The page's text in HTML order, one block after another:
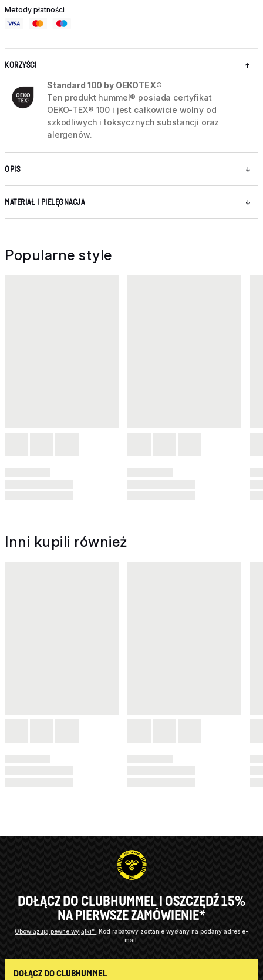
Metody płatności
KORZYŚCI
Standard 100 by OEKOTEX®
Ten produkt hummel® posiada certyfikat
OEKO-TEX® 100 i jest całkowicie wolny od
szkodliwych i toksycznych substancji oraz
alergenów.
OPIS
MATERIAŁ I PIELĘGNACJA
Popularne style
Inni kupili również
DOŁĄCZ DO CLUBHUMMEL I OSZCZĘDŹ 15%
NA PIERWSZE ZAMÓWIENIE*
Obowiązują pewne wyjątki* Kod rabatowy zostanie wysłany na podany adres e-
mail.
DOŁĄCZ DO CLUBHUMMEL